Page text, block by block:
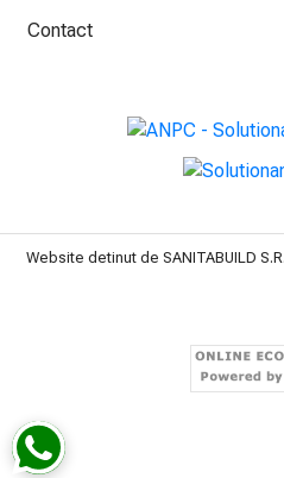
Contact
Website detinut de SANITABUILD